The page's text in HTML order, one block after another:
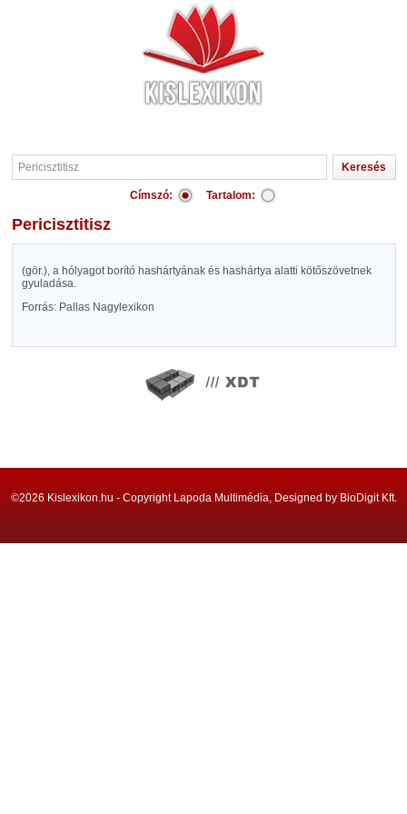
Címszó: Tartalom:
Pericisztitisz
(gör.), a hólyagot borító hashártyának és hashártya alatti kötőszövetnek
gyuladása.
Forrás: Pallas Nagylexikon
©2026 Kislexikon.hu - Copyright Lapoda Multimédia, Designed by BioDigit Kft.